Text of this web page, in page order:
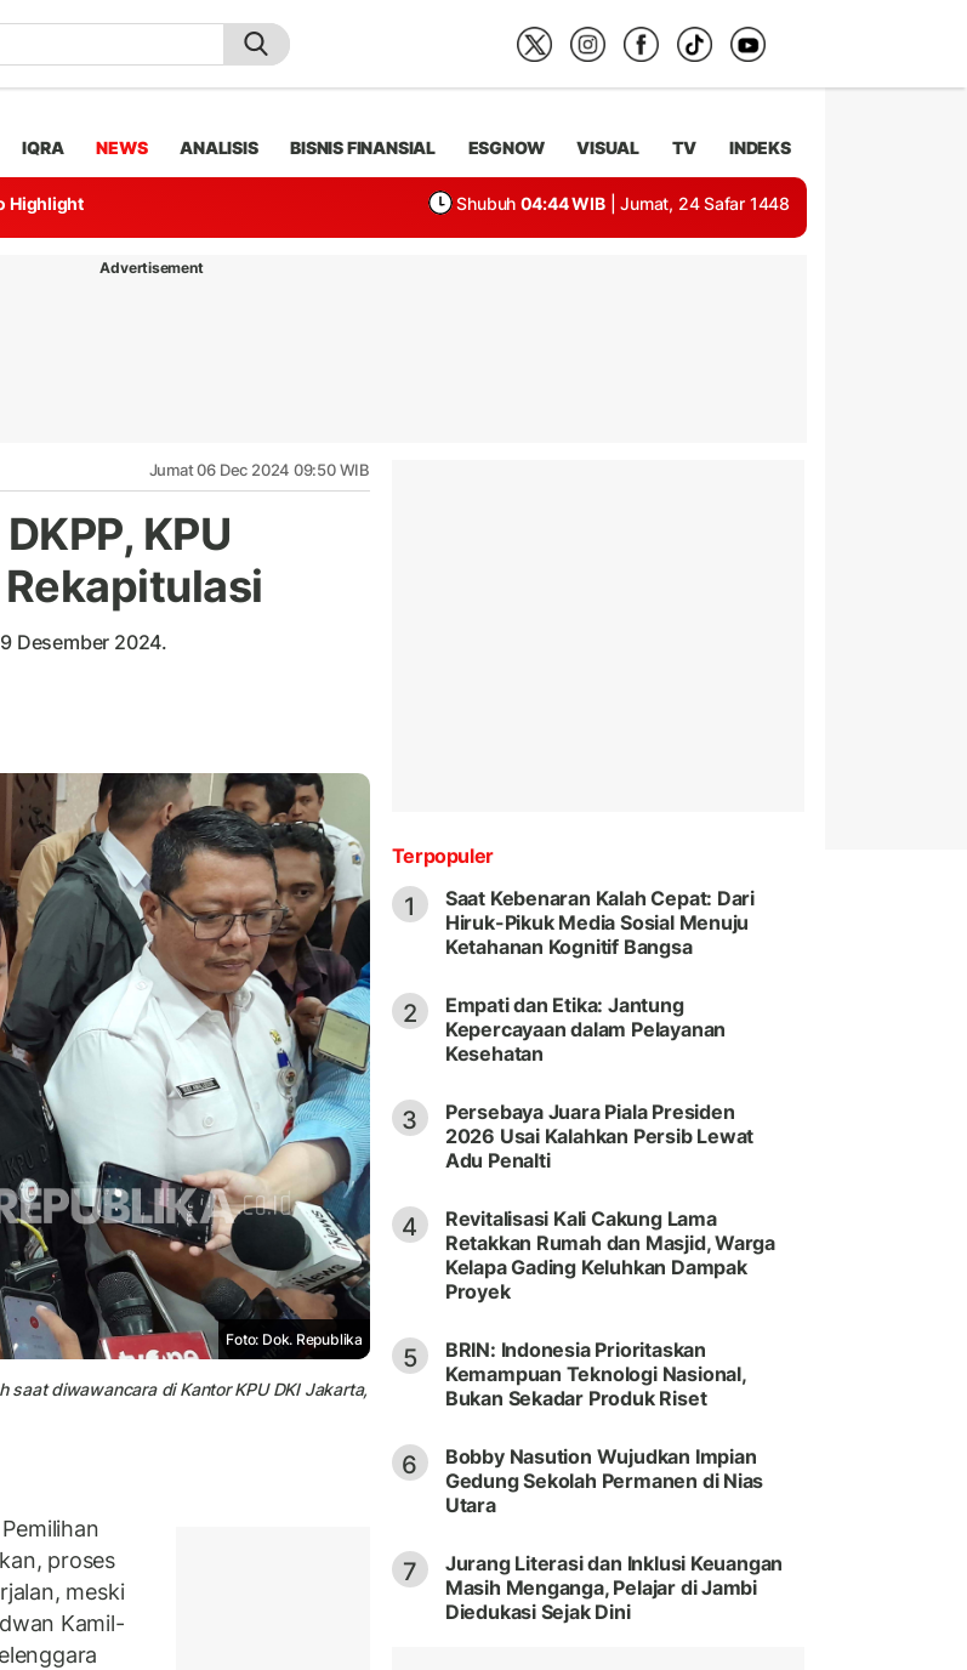
IQRA NEWS ANALISIS BISNIS FINANSIAL ESGNOW VISUAL TV INDEKS
Highlight Shubuh 04:44 WIB | Jumat, 24 Safar 1448
Advertisement
Jumat 06 Dec 2024 09:50 WIB
KPU
Desember 2024.
Foto: Dok. Republika
saat diwawancara di Kantor KPU DKI Jakarta,
proses
meski
Kamil-
Terpopuler
1
Saat Kebenaran Kalah Cepat: Dari
Hiruk-Pikuk Media Sosial Menuju
Ketahanan Kognitif Bangsa
2
Empati dan Etika: Jantung
Kepercayaan dalam Pelayanan
Kesehatan
3
Persebaya Juara Piala Presiden
2026 Usai Kalahkan Persib Lewat
Adu Penalti
4
Revitalisasi Kali Cakung Lama
Retakkan Rumah dan Masjid, Warga
Kelapa Gading Keluhkan Dampak
Proyek
5
BRIN: Indonesia Prioritaskan
Kemampuan Teknologi Nasional,
Bukan Sekadar Produk Riset
6
Bobby Nasution Wujudkan Impian
Gedung Sekolah Permanen di Nias
Utara
7
Jurang Literasi dan Inklusi Keuangan
Masih Menganga, Pelajar di Jambi
Diedukasi Sejak Dini